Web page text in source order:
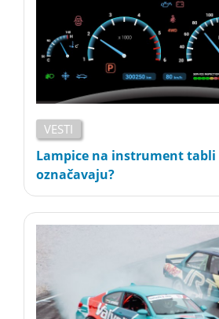
VESTI
Lampice na instrument tabli
označavaju?